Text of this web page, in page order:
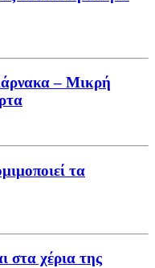
– Μικρή
τα
στα χέρια της